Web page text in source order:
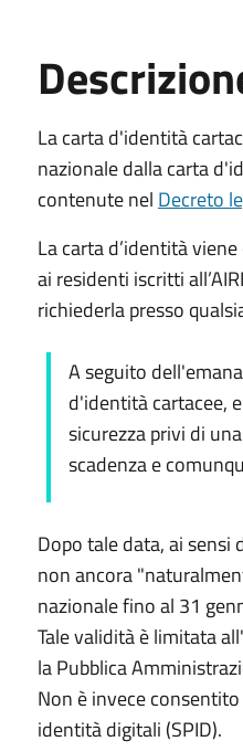
La carta d'identità
nazionale dalla carta
contenute nel Decreto
La carta d’identità
ai residenti iscritti
richiederla presso
A seguito
d'identità cartacee,
sicurezza privi di
scadenza e
Dopo tale data, ai sensi
non ancora
nazionale fino al 31
Tale validità è limitata
la Pubblica
Non è invece
identità digitali (SPID).